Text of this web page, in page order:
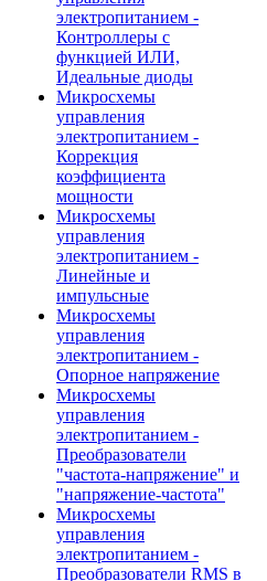
электропитанием -
Контроллеры с
функцией ИЛИ,
Идеальные диоды
Микросхемы
управления
электропитанием -
Коррекция
коэффициента
мощности
Микросхемы
управления
электропитанием -
Линейные и
импульсные
Микросхемы
управления
электропитанием -
Опорное напряжение
Микросхемы
управления
электропитанием -
Преобразователи
"частота-напряжение" и
"напряжение-частота"
Микросхемы
управления
электропитанием -
Преобразователи RMS в